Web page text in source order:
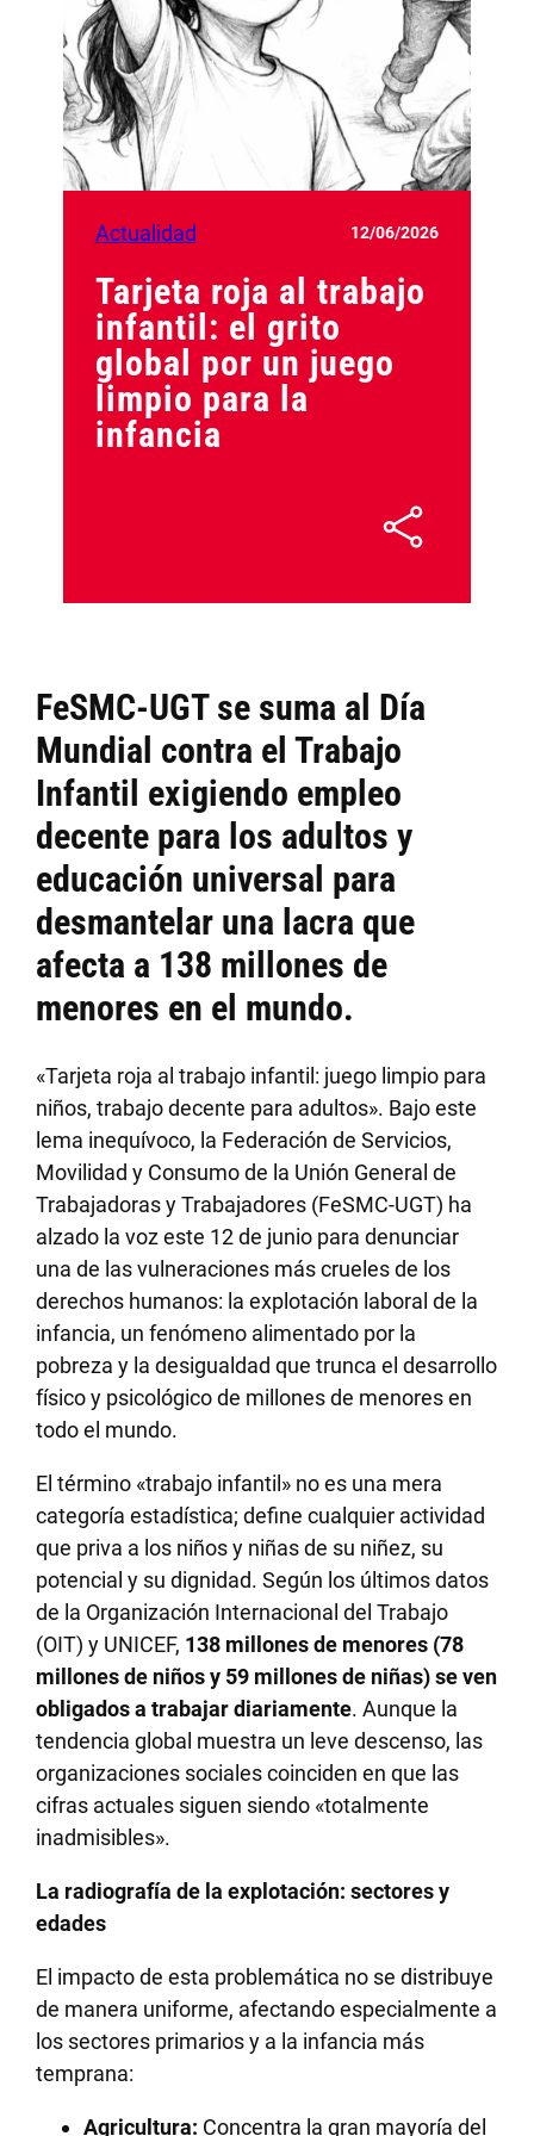
Actualidad 12/06/2026
Tarjeta roja al trabajo
infantil: el grito
global por un juego
limpio para la
infancia
FeSMC-UGT se suma al Día
Mundial contra el Trabajo
Infantil exigiendo empleo
decente para los adultos y
educación universal para
desmantelar una lacra que
afecta a 138 millones de
menores en el mundo.
«Tarjeta roja al trabajo infantil: juego limpio para
niños, trabajo decente para adultos». Bajo este
lema inequívoco, la Federación de Servicios,
Movilidad y Consumo de la Unión General de
Trabajadoras y Trabajadores (FeSMC-UGT) ha
alzado la voz este 12 de junio para denunciar
una de las vulneraciones más crueles de los
derechos humanos: la explotación laboral de la
infancia, un fenómeno alimentado por la
pobreza y la desigualdad que trunca el desarrollo
físico y psicológico de millones de menores en
todo el mundo.
El término «trabajo infantil» no es una mera
categoría estadística; define cualquier actividad
que priva a los niños y niñas de su niñez, su
potencial y su dignidad. Según los últimos datos
de la Organización Internacional del Trabajo
(OIT) y UNICEF, 138 millones de menores (78
millones de niños y 59 millones de niñas) se ven
obligados a trabajar diariamente. Aunque la
tendencia global muestra un leve descenso, las
organizaciones sociales coinciden en que las
cifras actuales siguen siendo «totalmente
inadmisibles».
La radiografía de la explotación: sectores y
edades
El impacto de esta problemática no se distribuye
de manera uniforme, afectando especialmente a
los sectores primarios y a la infancia más
temprana:
Agricultura: Concentra la gran mayoría del